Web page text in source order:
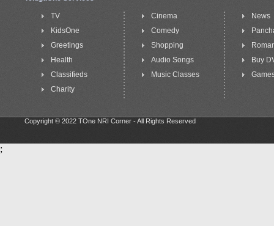
TV
KidsOne
Greetings
Health
Classifieds
Charity
Cinema
Comedy
Shopping
Audio Songs
Music Classes
News
Buy
Copyright © 2022 TOne NRI Corner - All Rights Reserved
;